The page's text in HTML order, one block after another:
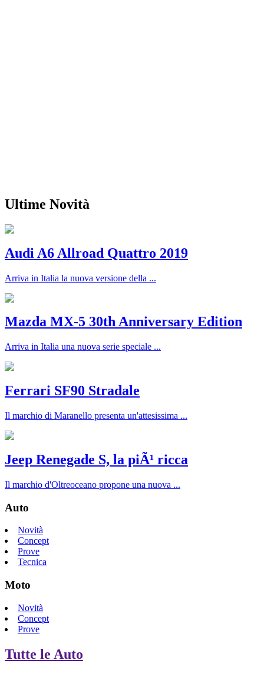
Ultime Novità
Audi A6 Allroad Quattro 2019
Arriva in Italia la nuova versione della ...
Mazda MX-5 30th Anniversary Edition
Arriva in Italia una nuova serie speciale ...
Ferrari SF90 Stradale
Il marchio di Maranello presenta un'attesissima ...
Jeep Renegade S, la piÃ¹ ricca
Il marchio d'Oltreoceano propone una nuova ...
Auto
Novità
Concept
Prove
Tecnica
Moto
Novità
Concept
Prove
Tutte le Auto